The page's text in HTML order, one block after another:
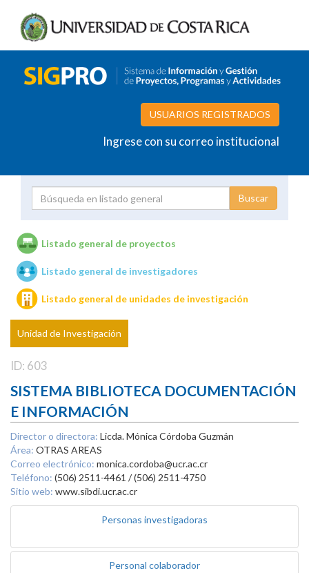
USUARIOS REGISTRADOS
Ingrese con su correo institucional
Unidades de investigación
Listado general de proyectos
Listado general de investigadores
Listado general de unidades de investigación
Unidad de Investigación
ID: 603
SISTEMA BIBLIOTECA DOCUMENTACIÓN
E INFORMACIÓN
Director o directora: Licda. Mónica Córdoba Guzmán
Área: OTRAS AREAS
Correo electrónico: monica.cordoba@ucr.ac.cr
Teléfono: (506) 2511-4461 / (506) 2511-4750
Sitio web: www.sibdi.ucr.ac.cr
Personas investigadoras
Personal colaborador